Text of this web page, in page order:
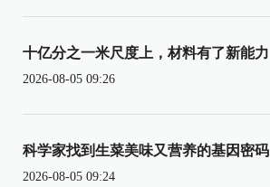
十亿分之一米尺度上，材料有了新能力
2026-08-05 09:26
科学家找到生菜美味又营养的基因密码
2026-08-05 09:24